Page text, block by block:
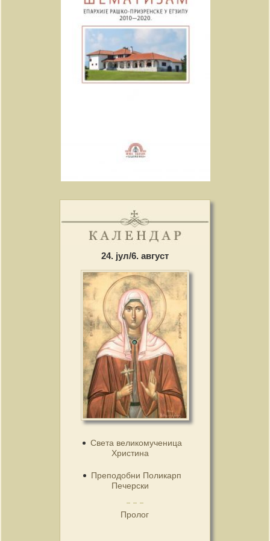
24. јул/6. август
Света великомученица
Христина
Преподобни Поликарп
Печерски
Пролог